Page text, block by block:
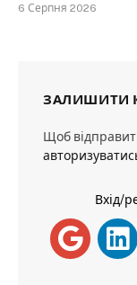
6 Серпня 2026
ЗАЛИШИТИ
Щоб
Вхід/